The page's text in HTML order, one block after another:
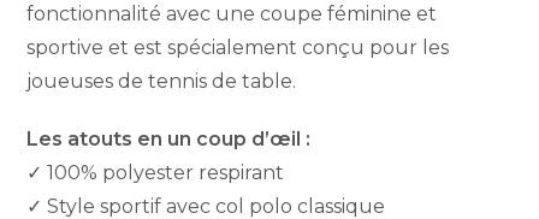
fonctionnalité avec une coupe féminine et
sportive et est spécialement conçu pour les
joueuses de tennis de table.
Les atouts en un coup d’œil :
✓ 100% polyester respirant
✓ Style sportif avec col polo classique